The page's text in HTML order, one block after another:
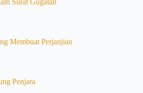
Surat Gugatan
Membuat Perjanjian
Penjara